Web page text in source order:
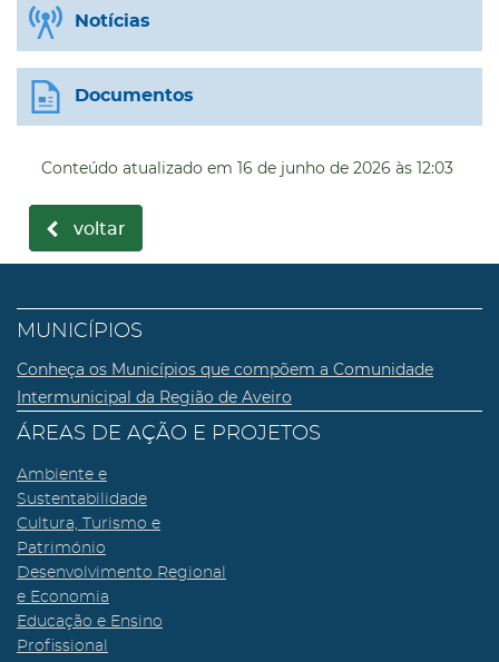
Notícias
Documentos
Conteúdo atualizado em 16 de junho de 2026 às 12:03
voltar
MUNICÍPIOS
Conheça os Municípios que compõem a Comunidade
Intermunicipal da Região de Aveiro
ÁREAS DE AÇÃO E PROJETOS
Ambiente e
Sustentabilidade
Cultura, Turismo e
Património
Desenvolvimento Regional
e Economia
Educação e Ensino
Profissional